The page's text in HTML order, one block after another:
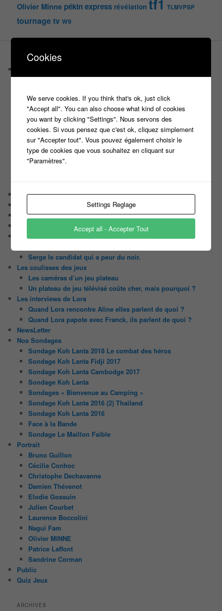
Olivier Minne pékin express révélation tf1 TLMVPSP
tournagetv W9
PAGES
C’est quoi un casteur ?
Harry
Motus
Slam
C’est quoi un casting ?
Tous les castings
Les 12 coups de midi
Les Z’Amours
Tout le monde veut prendre sa place
Chaine Youtube
Il était une fois ….
Le candidat masqué
Le trombinoscope des Joueurs
Serge le candidat qui a peur du noir.
Les coulisses des jeux
Les caméras d’un jeu plateau
Un plateau de jeu télévisé coûte cher, mais pourquoi ?
Les interviews de Lora
Quand Lora rencontre Aline elles parlent de quoi ?
Quand Lora papote avec Franck, ils parlent de quoi ?
NewsLetter
Nos Sondages
Sondage Koh Lanta 2018 Le combat des héros
Sondage Koh Lanta Fidji 2017
Sondage Koh Lanta Cambodge 2017
Sondage Koh Lanta
Sondages « Bienvenue au Camping »
Sondage Koh Lanta 2016 (2) Thailand
Sondage Koh Lanta 2016
Face à la Bande
Sondage Le Maillon Faible
Portrait
Bruno Guillon
Cécilie Conhoc
Christophe Dechavanne
Damien Thévenot
Elodie Gossuin
Julien Courbet
Laurence Boccolini
Nagui Fam
Olivier MINNE
Patrice Laffont
Sandrine Corman
Public
Quiz Jeux
ARCHIVES
Cookies
We serve cookies. If you think that's ok, just click
"Accept all". You can also choose what kind of cookies
you want by clicking "Settings". Nous servons des
cookies. Si vous pensez que c'est ok, cliquez simplement
sur "Accepter tout". Vous pouvez également choisir le
type de cookies que vous souhaitez en cliquant sur
"Paramètres".
Settings Reglage
Accept all - Accepter Tout